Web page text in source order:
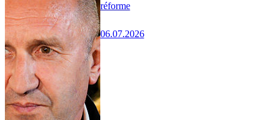
réforme
06.07.2026